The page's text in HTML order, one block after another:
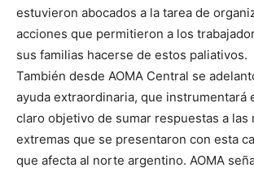
estuvieron abocados a la tarea de
acciones que permitieron a los
sus familias hacerse de estos paliativos.
También desde AOMA Central se
ayuda extraordinaria, que instrumentará
claro objetivo de sumar respuestas a las
extremas que se presentaron con esta
que afecta al norte argentino. AOMA